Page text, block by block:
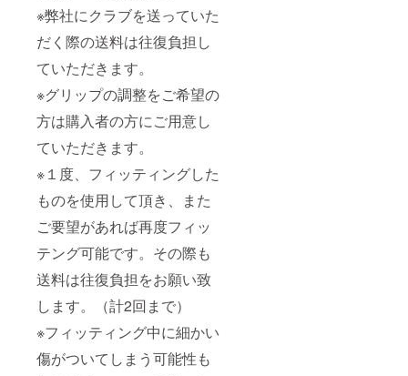
※弊社にクラブを送っていた
だく際の送料は往復負担し
ていただきます。
※グリップの調整をご希望の
方は購入者の方にご用意し
ていただきます。
※１度、フィッティングした
ものを使用して頂き、また
ご要望があれば再度フィッ
テング可能です。その際も
送料は往復負担をお願い致
します。（計2回まで）
※フィッティング中に細かい
傷がついてしまう可能性も